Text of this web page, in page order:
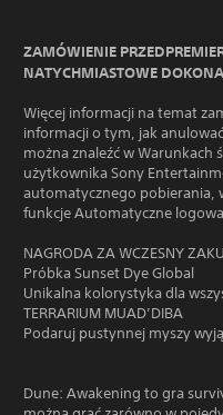
ZAMÓWIENIE
NATYCHMIASTOWE
Więcej informacji na temat
informacji o tym, jak
można znaleźć w Warunkach
użytkownika Sony
automatycznego pobierania,
funkcje Automatyczne
NAGRODA ZA WCZESNY
Próbka Sunset Dye Global
Unikalna kolorystyka dla
TERRARIUM MUAD’DIBA
Podaruj pustynnej myszy
Dune: Awakening to gra